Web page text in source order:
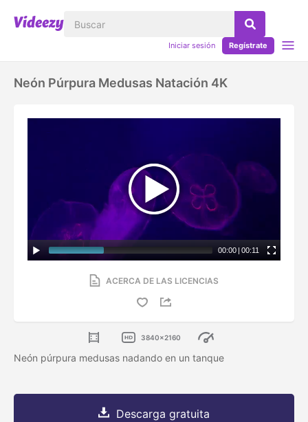
Iniciar sesión Regístrate
Neón Púrpura Medusas Natación 4K
00:00 | 00:11
ACERCA DE LAS LICENCIAS
3840x2160
Neón púrpura medusas nadando en un tanque
Descarga gratuita